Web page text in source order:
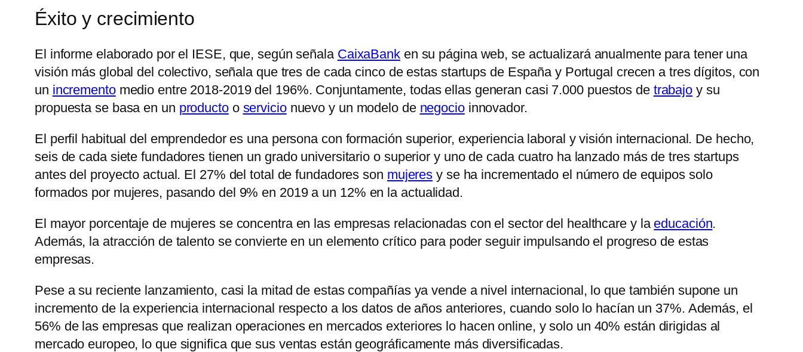
Éxito y crecimiento
El informe elaborado por el IESE, que, según señala CaixaBanken su página web, se actualizará anualmente para tener una
visión más global del colectivo, señala que tres de cada cinco de estas startups de España y Portugal crecen a tres dígitos, con
un incrementomedio entre 2018-2019 del 196%. Conjuntamente, todas ellas generan casi 7.000 puestos de trabajo y su
propuesta se basa en un productoo servicionuevo y un modelo de negocioinnovador.
El perfil habitual del emprendedor es una persona con formación superior, experiencia laboral y visión internacional. De hecho,
seis de cada siete fundadores tienen un grado universitario o superior y uno de cada cuatro ha lanzado más de tres startups
antes del proyecto actual. El 27% del total de fundadores son mujeres y se ha incrementado el número de equipos solo
formados por mujeres, pasando del 9% en 2019 a un 12% en la actualidad.
El mayor porcentaje de mujeres se concentra en las empresas relacionadas con el sector del healthcare y la educación.
Además, la atracción de talento se convierte en un elemento crítico para poder seguir impulsando el progreso de estas
empresas.
Pese a su reciente lanzamiento, casi la mitad de estas compañías ya vende a nivel internacional, lo que también supone un
incremento de la experiencia internacional respecto a los datos de años anteriores, cuando solo lo hacían un 37%. Además, el
56% de las empresas que realizan operaciones en mercados exteriores lo hacen online, y solo un 40% están dirigidas al
mercado europeo, lo que significa que sus ventas están geográficamente más diversificadas.